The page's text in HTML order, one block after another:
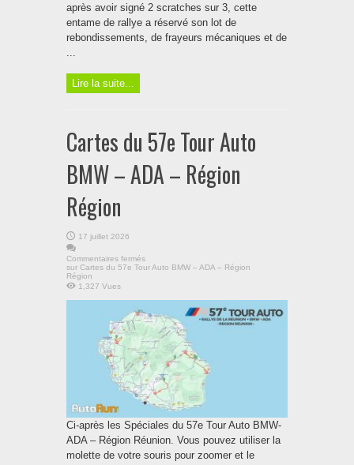
après avoir signé 2 scratches sur 3, cette
entame de rallye a réservé son lot de
rebondissements, de frayeurs mécaniques et de
Lire la suite...
Cartes du 57e Tour Auto
BMW – ADA – Région
Région
17 juillet 2026
Commentaires fermés
sur Cartes du 57e Tour Auto BMW – ADA – Région
Région
1,327 Vues
Ci-après les Spéciales du 57e Tour Auto BMW-
ADA – Région Réunion. Vous pouvez utiliser la
molette de votre souris pour zoomer et le